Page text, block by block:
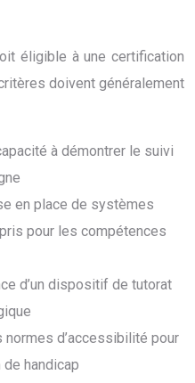
éligible à une certification
doivent généralement
à démontrer le suivi
en place de systèmes
pour les compétences
d’un dispositif de tutorat
d’accessibilité pour
handicap